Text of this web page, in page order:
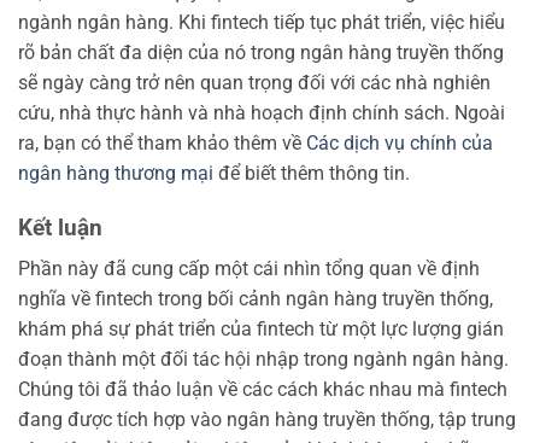
ngành ngân hàng. Khi fintech tiếp tục phát triển, việc hiểu
rõ bản chất đa diện của nó trong ngân hàng truyền thống
sẽ ngày càng trở nên quan trọng đối với các nhà nghiên
cứu, nhà thực hành và nhà hoạch định chính sách. Ngoài
ra, bạn có thể tham khảo thêm về Các dịch vụ chính của
ngân hàng thương mại để biết thêm thông tin.
Kết luận
Phần này đã cung cấp một cái nhìn tổng quan về định
nghĩa về fintech trong bối cảnh ngân hàng truyền thống,
khám phá sự phát triển của fintech từ một lực lượng gián
đoạn thành một đối tác hội nhập trong ngành ngân hàng.
Chúng tôi đã thảo luận về các cách khác nhau mà fintech
đang được tích hợp vào ngân hàng truyền thống, tập trung